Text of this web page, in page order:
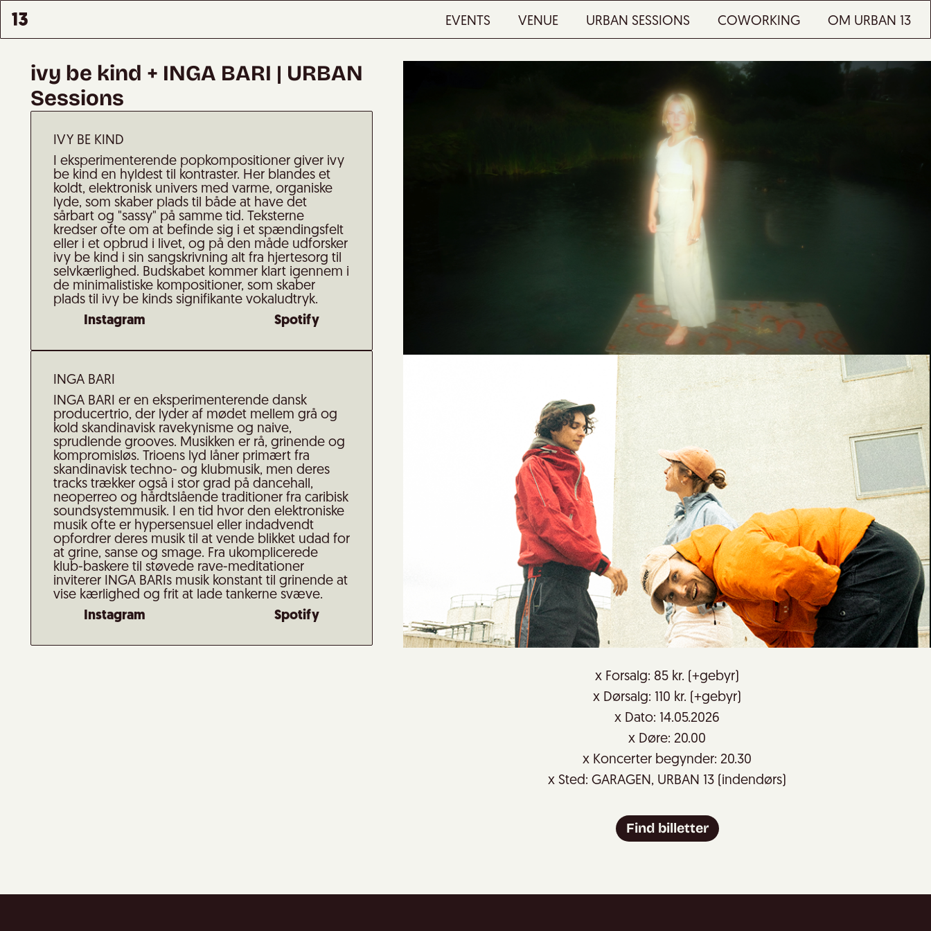
EVENTS VENUE URBAN SESSIONS COWORKING OM URBAN 13
ivy be kind + INGA BARI | URBAN
Sessions
IVY BE KIND
I eksperimenterende popkompositioner giver ivy
be kind en hyldest til kontraster. Her blandes et
koldt, elektronisk univers med varme, organiske
lyde, som skaber plads til både at have det
sårbart og "sassy" på samme tid. Teksterne
kredser ofte om at befinde sig i et spændingsfelt
eller i et opbrud i livet, og på den måde udforsker
ivy be kind i sin sangskrivning alt fra hjertesorg til
selvkærlighed. Budskabet kommer klart igennem i
de minimalistiske kompositioner, som skaber
plads til ivy be kinds signifikante vokaludtryk.
Instagram
Spotify
INGA BARI
INGA BARI er en eksperimenterende dansk
producertrio, der lyder af mødet mellem grå og
kold skandinavisk ravekynisme og naive,
sprudlende grooves. Musikken er rå, grinende og
kompromisløs. Trioens lyd låner primært fra
skandinavisk techno- og klubmusik, men deres
tracks trækker også i stor grad på dancehall,
neoperreo og hårdtslående traditioner fra caribisk
soundsystemmusik. I en tid hvor den elektroniske
musik ofte er hypersensuel eller indadvendt
opfordrer deres musik til at vende blikket udad for
at grine, sanse og smage. Fra ukomplicerede
klub-baskere til støvede rave-meditationer
inviterer INGA BARIs musik konstant til grinende at
vise kærlighed og frit at lade tankerne svæve.
Instagram
Spotify
x Forsalg: 85 kr. (+gebyr)
x Dørsalg: 110 kr. (+gebyr)
x Dato: 14.05.2026
x Døre: 20.00
x Koncerter begynder: 20.30
x Sted: GARAGEN, URBAN 13 (indendørs)
Find billetter